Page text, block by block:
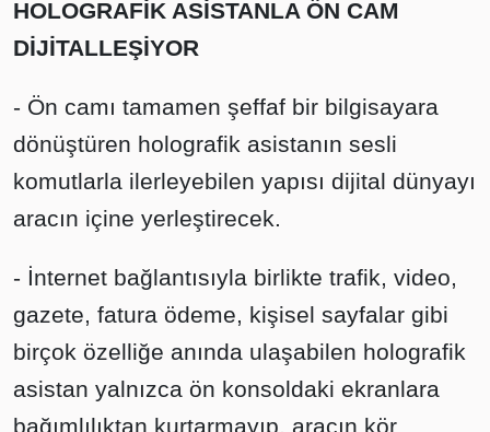
HOLOGRAFİK ASİSTANLA ÖN CAM
DİJİTALLEŞİYOR
- Ön camı tamamen şeffaf bir bilgisayara
dönüştüren holografik asistanın sesli
komutlarla ilerleyebilen yapısı dijital dünyayı
aracın içine yerleştirecek.
- İnternet bağlantısıyla birlikte trafik, video,
gazete, fatura ödeme, kişisel sayfalar gibi
birçok özelliğe anında ulaşabilen holografik
asistan yalnızca ön konsoldaki ekranlara
bağımlılıktan kurtarmayıp, aracın kör